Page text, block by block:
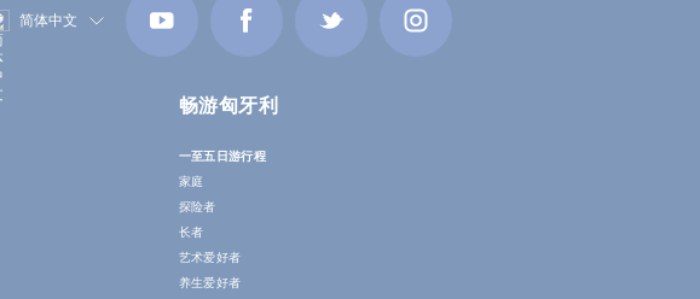
简体中文
畅游匈牙利
一至五日游行程
家庭
探险者
长者
艺术爱好者
养生爱好者